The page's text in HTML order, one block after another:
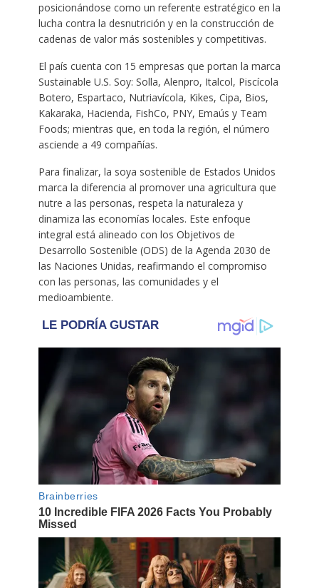
posicionándose como un referente estratégico en la
lucha contra la desnutrición y en la construcción de
cadenas de valor más sostenibles y competitivas.
El país cuenta con 15 empresas que portan la marca
Sustainable U.S. Soy: Solla, Alenpro, Italcol, Piscícola
Botero, Espartaco, Nutriavícola, Kikes, Cipa, Bios,
Kakaraka, Hacienda, FishCo, PNY, Emaús y Team
Foods; mientras que, en toda la región, el número
asciende a 49 compañías.
Para finalizar, la soya sostenible de Estados Unidos
marca la diferencia al promover una agricultura que
nutre a las personas, respeta la naturaleza y
dinamiza las economías locales. Este enfoque
integral está alineado con los Objetivos de
Desarrollo Sostenible (ODS) de la Agenda 2030 de
las Naciones Unidas, reafirmando el compromiso
con las personas, las comunidades y el
medioambiente.